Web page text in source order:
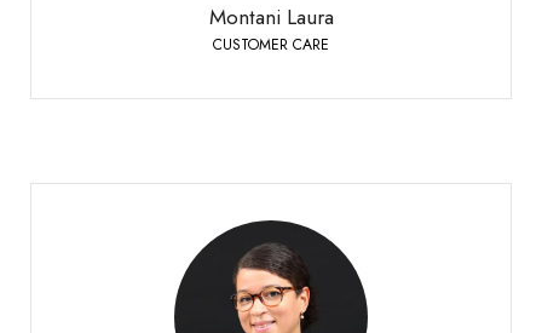
Montani Laura
CUSTOMER CARE
Rosado Florence
CUSTOMER CARE GLASSMANIA
Sierre